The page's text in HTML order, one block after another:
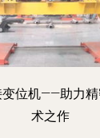
位机——助力
术之作